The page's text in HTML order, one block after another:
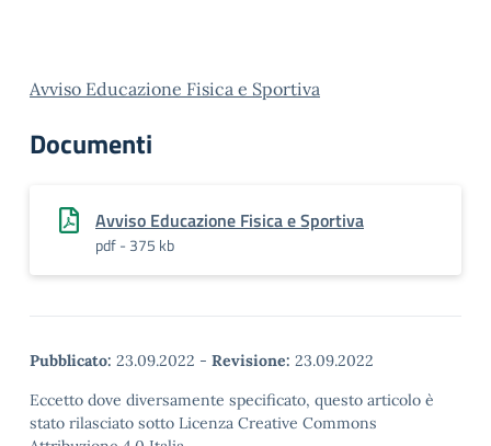
Avviso Educazione Fisica e Sportiva
Documenti
Avviso Educazione Fisica e Sportiva
pdf - 375 kb
Pubblicato: 23.09.2022 - Revisione: 23.09.2022
Eccetto dove diversamente specificato, questo articolo è
stato rilasciato sotto Licenza Creative Commons